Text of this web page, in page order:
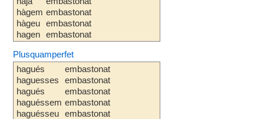
hàgem
hàgeu
hagen
embastonat
embastonat
embastonat
Plusquamperfet
hagués
haguesses
hagués
haguéssem
haguésseu
embastonat
embastonat
embastonat
embastonat
embastonat